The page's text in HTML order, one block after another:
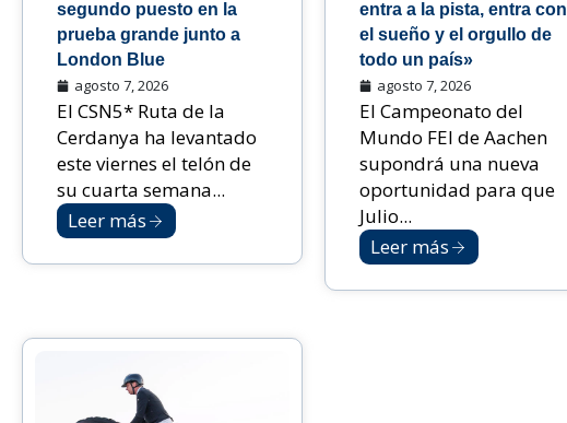
segundo puesto en la
prueba grande junto a
London Blue
agosto 7, 2026
El CSN5* Ruta de la
Cerdanya ha levantado
este viernes el telón de
su cuarta semana...
Leer más
entra a la pista, entra con
el sueño y el orgullo de
todo un país»
agosto 7, 2026
El Campeonato del
Mundo FEI de Aachen
supondrá una nueva
oportunidad para que
Julio...
Leer más